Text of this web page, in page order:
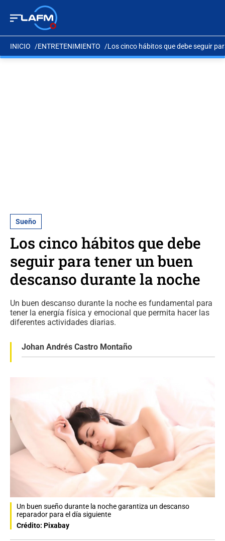
INICIO ENTRETENIMIENTO Los cinco hábitos que debe seguir
Sueño
Los cinco hábitos que debe
seguir para tener un buen
descanso durante la noche
Un buen descanso durante la noche es fundamental para
tener la energía física y emocional que permita hacer las
diferentes actividades diarias.
Johan Andrés Castro Montaño
Un buen sueño durante la noche garantiza un descanso
reparador para el día siguiente
Crédito: Pixabay